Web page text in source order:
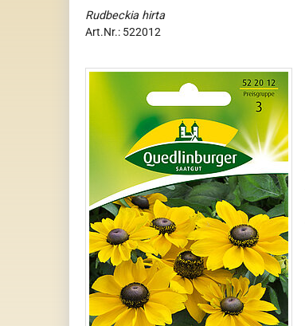
Rudbeckia hirta
Art.Nr.: 522012